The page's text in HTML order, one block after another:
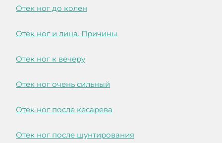
Отек ног до колен
Отек ног и лица. Причины
Отек ног к вечеру
Отек ног очень сильный
Отек ног после кесарева
Отек ног после шунтирования